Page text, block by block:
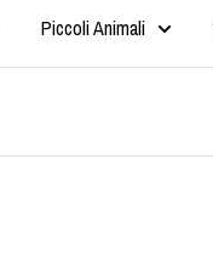
Piccoli Animali